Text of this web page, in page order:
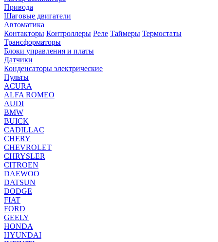
Привода
Шаговые двигатели
Автоматика
Контакторы Контроллеры Реле Таймеры Термостаты
Трансформаторы
Блоки управления и платы
Датчики
Конденсаторы электрические
Пульты
ACURA
ALFA ROMEO
AUDI
BMW
BUICK
CADILLAC
CHERY
CHEVROLET
CHRYSLER
CITROEN
DAEWOO
DATSUN
DODGE
FIAT
FORD
GEELY
HONDA
HYUNDAI